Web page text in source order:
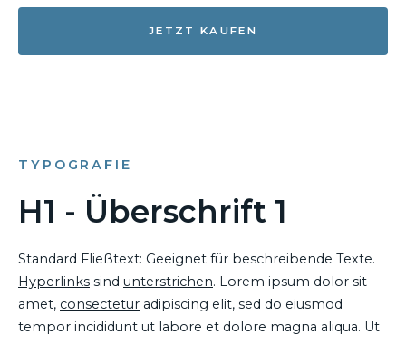
JETZT KAUFEN
TYPOGRAFIE
H1 - Überschrift 1
Standard Fließtext: Geeignet für beschreibende Texte.
Hyperlinks sind unterstrichen. Lorem ipsum dolor sit
amet, consectetur adipiscing elit, sed do eiusmod
tempor incididunt ut labore et dolore magna aliqua. Ut